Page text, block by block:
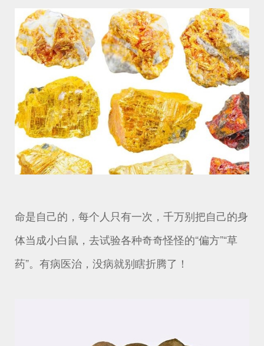
命是自己的，每个人只有一次，千万别把自己的身
体当成小白鼠，去试验各种奇奇怪怪的“偏方”“草
药”。有病医治，没病就别瞎折腾了！